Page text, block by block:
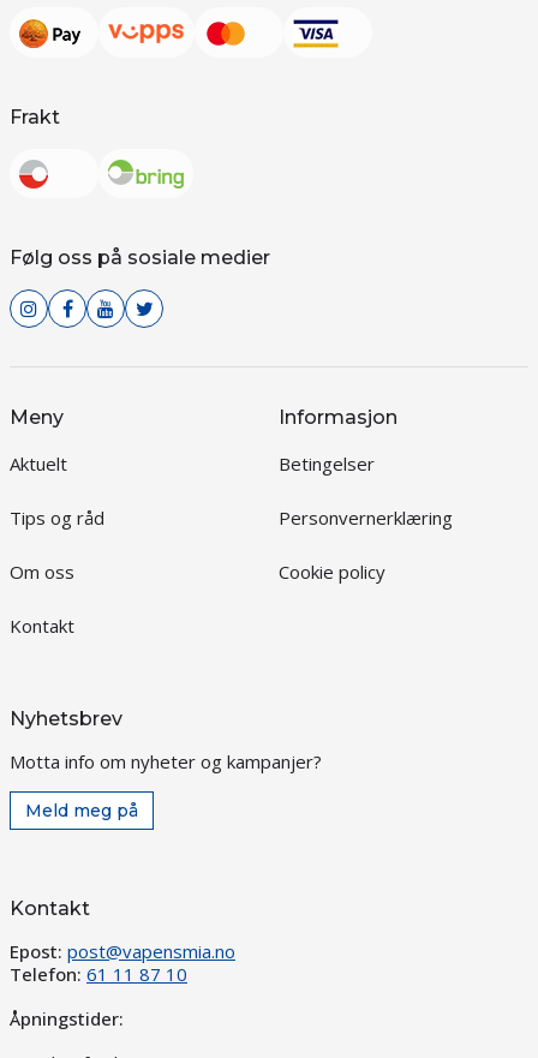
Frakt
Følg oss på sosiale medier
Meny
Aktuelt
Tips og råd
Om oss
Kontakt
Informasjon
Betingelser
Personvernerklæring
Cookie policy
Nyhetsbrev
Motta info om nyheter og kampanjer?
Meld meg på
Kontakt
Epost: post@vapensmia.no
Telefon: 61 11 87 10
Åpningstider: